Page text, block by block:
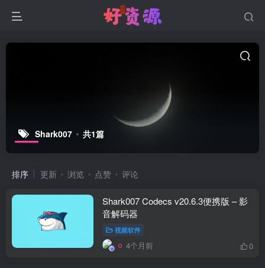
Shark007 共1篇
排序 更新 浏览 点赞 评论
Shark007 Codecs v20.6.3便携版 – 影
音解码器
视频软件
4个月前 0